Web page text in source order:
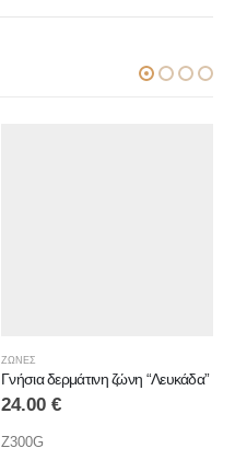
ΖΩΝΕΣ
Γνήσια δερμάτινη ζώνη “Λευκάδα”
24.00 €
Z300G